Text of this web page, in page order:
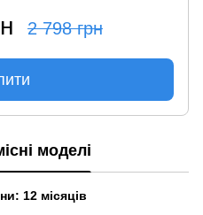
2 798 грн
моделі
12 місяців